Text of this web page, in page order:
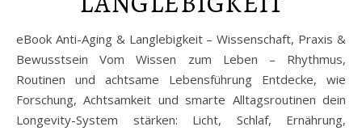
eBook Anti-Aging & Langlebigkeit – Wissenschaft, Praxis &
Bewusstsein Vom Wissen zum Leben – Rhythmus,
Routinen und achtsame Lebensführung Entdecke, wie
Forschung, Achtsamkeit und smarte Alltagsroutinen dein
Longevity-System stärken: Licht, Schlaf, Ernährung,